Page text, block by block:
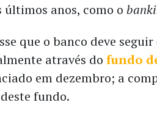
últimos anos, como o
que o banco deve
através dofundo
em dezembro; a
fundo.